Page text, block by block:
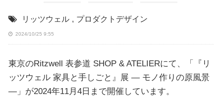
リッツウェル , プロダクトデザイン
2024/10/25 9:55
東京のRitzwell 表参道 SHOP & ATELIERにて、「『リ
ッツウェル 家具と手しごと』展 ― モノ作りの原風景
―」が2024年11月4日まで開催しています。